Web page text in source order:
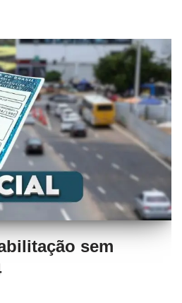
sem